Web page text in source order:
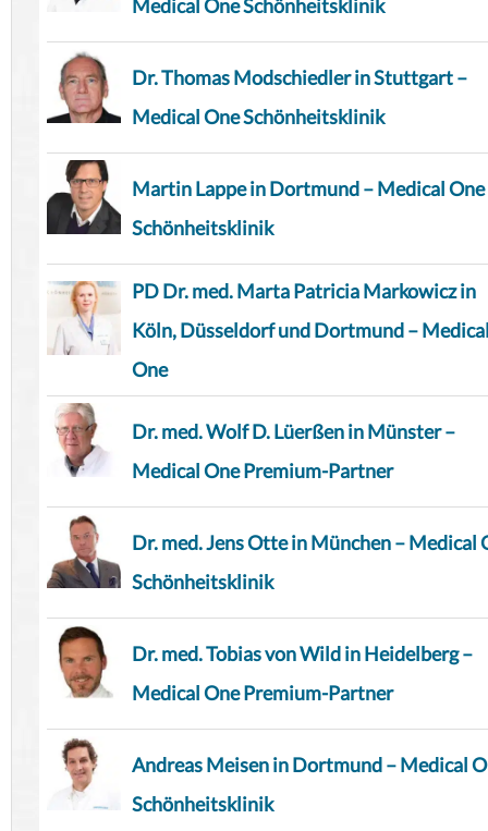
Medical One Schönheitsklinik
Dr. Thomas Modschiedler in Stuttgart –
Medical One Schönheitsklinik
Martin Lappe in Dortmund – Medical One
Schönheitsklinik
PD Dr. med. Marta Patricia Markowicz in
Köln, Düsseldorf und Dortmund –
One
Dr. med. Wolf D. Lüerßen in Münster –
Medical One Premium-Partner
Dr. med. Jens Otte in München – Medical
Schönheitsklinik
Dr. med. Tobias von Wild in Heidelberg –
Medical One Premium-Partner
Andreas Meisen in Dortmund – Medical
Schönheitsklinik